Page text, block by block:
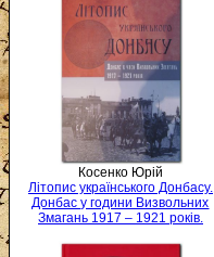
Косенко Юрій
Літопис українського Донбасу.
Донбас у години Визвольних
Змагань 1917 – 1921 років.